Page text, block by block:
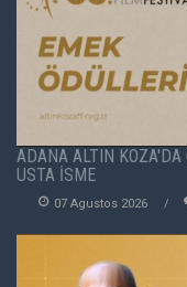
ADANA ALTIN KOZA'DA
USTA İSME
07 Agustos 2026